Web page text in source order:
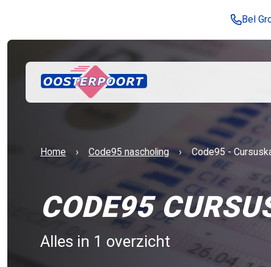
Bel
Home Code95 nascholing Huidige:
Code95 -
CODE95
Alles in 1 overzicht